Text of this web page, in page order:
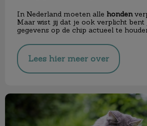
In Nederland moeten alle honden
Maar wist jij dat je ook verplicht bent
gegevens op de chip actueel te
Lees hier meer over
De zomer komt eraan!